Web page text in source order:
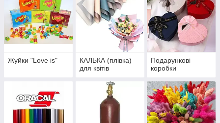
Жуйки "Love is"
КАЛЬКА (плівка)
для квітів
Подарункові
коробки